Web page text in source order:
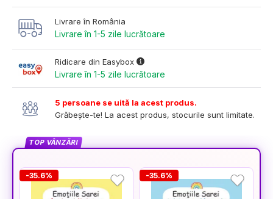
Livrare în România
Livrare în 1-5 zile lucrătoare
Ridicare din Easybox
Livrare în 1-5 zile lucrătoare
5 persoane se uită la acest produs.
Grăbește-te! La acest produs, stocurile sunt limitate.
TOP VÂNZĂRI
-35.6% -35.6%